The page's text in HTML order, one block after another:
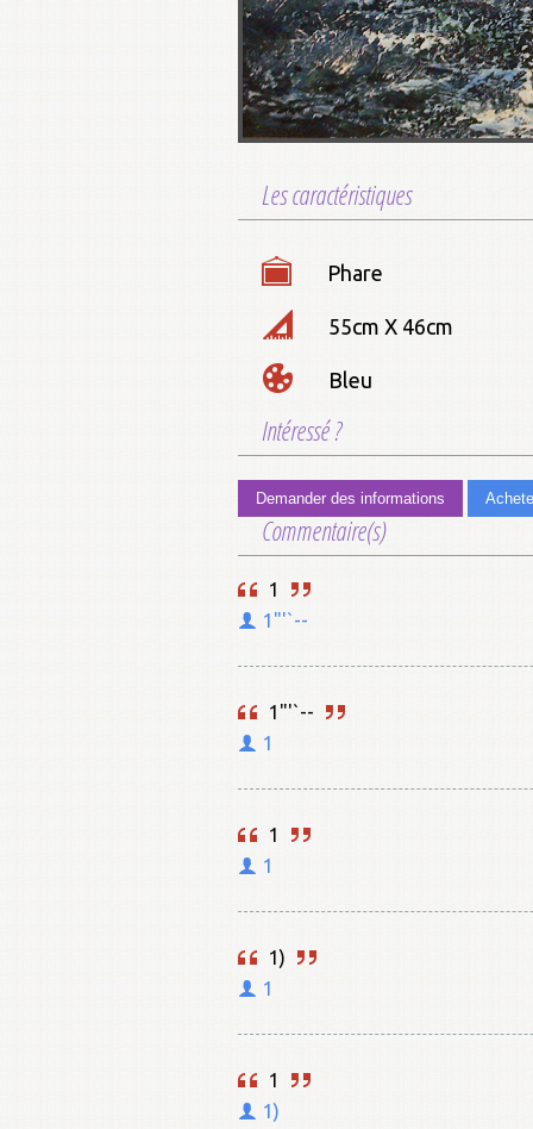
Les caractéristiques
Phare
55cm X 46cm
Bleu
Intéressé ?
Demander des informations
Commentaire(s)
1
1"'`--
1"'`--
1
1
1
1)
1
1
1)